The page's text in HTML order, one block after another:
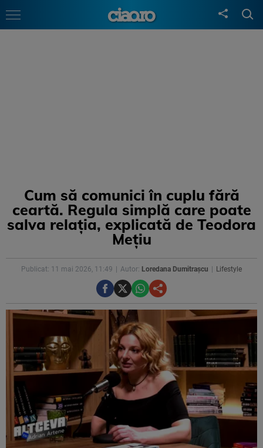
Cum să comunici în cuplu fără
ceartă. Regula simplă care poate
salva relația, explicată de Teodora
Mețiu
Publicat: 11 mai 2026, 11:49 Autor: Loredana Dumitrașcu Lifestyle